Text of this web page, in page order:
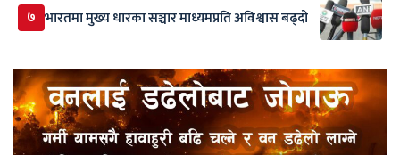
७ भारतमा मुख्य धारका सञ्चार माध्यमप्रति अविश्वास बढ्दो